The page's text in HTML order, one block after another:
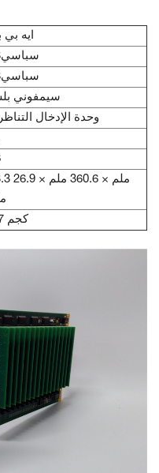
ايه بي
سباسي23
سباسي23
سيمفوني
وحدة الإدخال
73.3 ملم ×
0.7 كجم